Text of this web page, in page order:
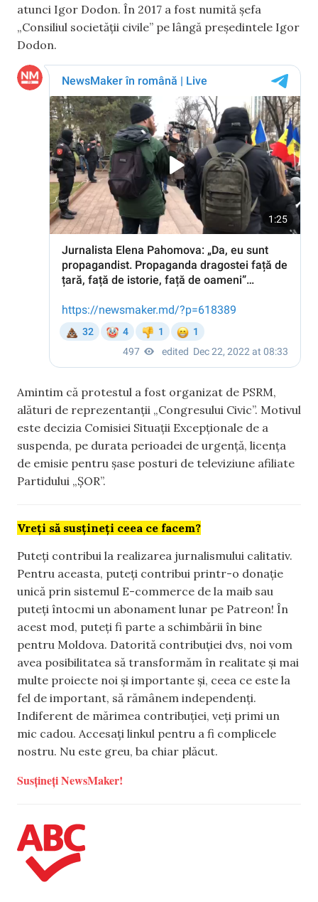
atunci Igor Dodon. În 2017 a fost numită șefa
„Consiliul societății civile” pe lângă președintele Igor
Dodon.
Amintim că protestul a fost organizat de PSRM,
alături de reprezentanții „Congresului Civic”. Motivul
este decizia Comisiei Situații Excepționale de a
suspenda, pe durata perioadei de urgență, licența
de emisie pentru șase posturi de televiziune afiliate
Partidului „ȘOR”.
Vreți să susțineți ceea ce facem?
Puteți contribui la realizarea jurnalismului calitativ.
Pentru aceasta, puteți contribui printr-o donație
unică prin sistemul E-commerce de la maib sau
puteți întocmi un abonament lunar pe Patreon! În
acest mod, puteți fi parte a schimbării în bine
pentru Moldova. Datorită contribuției dvs, noi vom
avea posibilitatea să transformăm în realitate și mai
multe proiecte noi și importante și, ceea ce este la
fel de important, să rămânem independenți.
Indiferent de mărimea contribuției, veți primi un
mic cadou. Accesați linkul pentru a fi complicele
nostru. Nu este greu, ba chiar plăcut.
Susțineți NewsMaker!